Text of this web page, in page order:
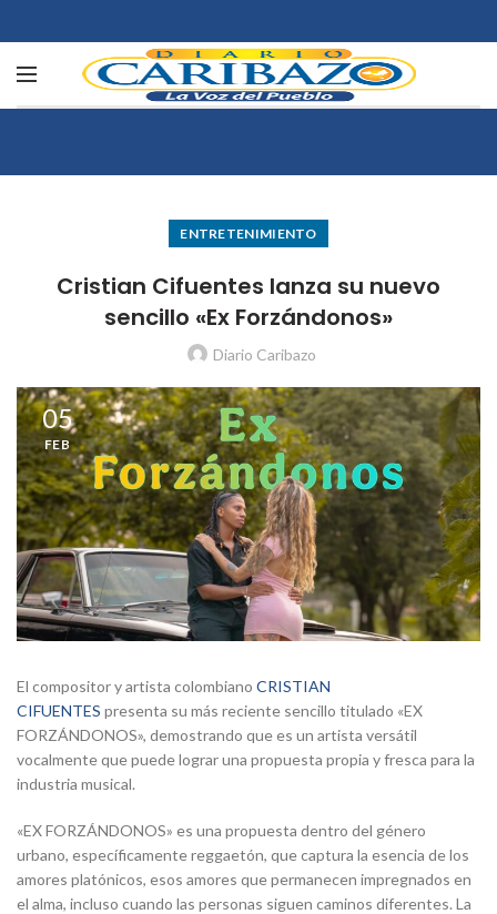
ENTRETENIMIENTO
Cristian Cifuentes lanza su nuevo
sencillo «Ex Forzándonos»
Diario Caribazo
05
FEB
El compositor y artista colombiano CRISTIAN
CIFUENTES presenta su más reciente sencillo titulado «EX
FORZÁNDONOS», demostrando que es un artista versátil
vocalmente que puede lograr una propuesta propia y fresca para la
industria musical.
«EX FORZÁNDONOS» es una propuesta dentro del género
urbano, específicamente reggaetón, que captura la esencia de los
amores platónicos, esos amores que permanecen impregnados en
el alma, incluso cuando las personas siguen caminos diferentes. La